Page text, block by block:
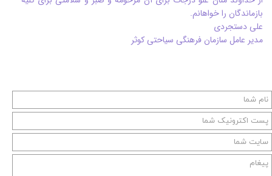
بازماندگان را خواهانم.
علی دستجردی
مدیر عامل سازمان فرهنگی سیاحتی کوثر